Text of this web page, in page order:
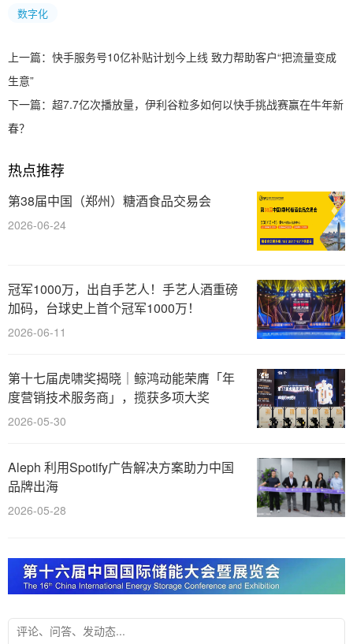
数字化
上一篇： 快手服务号10亿补贴计划今上线 致力帮助客户“把流量变成
生意”
下一篇： 超7.7亿次播放量，伊利谷粒多如何以快手挑战赛赢在牛年新
春？
热点推荐
第38届中国（郑州）糖酒食品交易会
2026-06-24
冠军1000万，出自手艺人！手艺人酒重磅
加码，台球史上首个冠军1000万！
2026-06-11
第十七届虎啸奖揭晓｜鲸鸿动能荣膺「年
度营销技术服务商」，揽获多项大奖
2026-05-30
Aleph 利用Spotify广告解决方案助力中国
品牌出海
2026-05-28